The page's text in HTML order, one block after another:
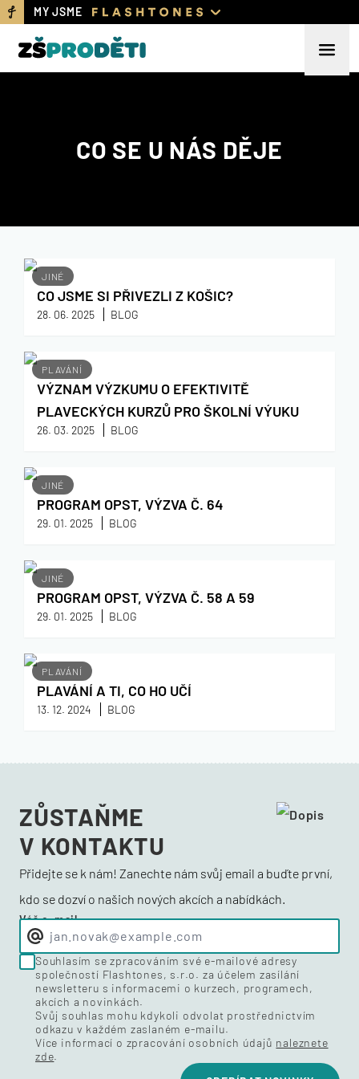
MY JSME
CO SE U NÁS DĚJE
JINÉ
CO JSME SI PŘIVEZLI Z KOŠIC?
28. 06. 2025 BLOG
PLAVÁNÍ
VÝZNAM VÝZKUMU O EFEKTIVITĚ
PLAVECKÝCH KURZŮ PRO ŠKOLNÍ VÝUKU
26. 03. 2025 BLOG
JINÉ
PROGRAM OPST, VÝZVA Č. 64
29. 01. 2025 BLOG
JINÉ
PROGRAM OPST, VÝZVA Č. 58 A 59
29. 01. 2025 BLOG
PLAVÁNÍ
PLAVÁNÍ A TI, CO HO UČÍ
13. 12. 2024 BLOG
ZŮSTAŇME
V KONTAKTU
Přidejte se k nám! Zanechte nám svůj email a buďte první,
kdo se dozví o našich nových akcích a nabídkách.
Váš e-mail
Souhlasím se zpracováním své e-mailové adresy
společností Flashtones, s.r.o. za účelem zasílání
newsletteru s informacemi o kurzech, programech,
akcích a novinkách.
Svůj souhlas mohu kdykoli odvolat prostřednictvím
odkazu v každém zaslaném e-mailu.
Více informací o zpracování osobních údajů naleznete
zde.